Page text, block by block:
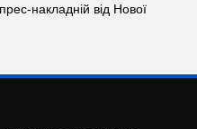
накладній від Нової